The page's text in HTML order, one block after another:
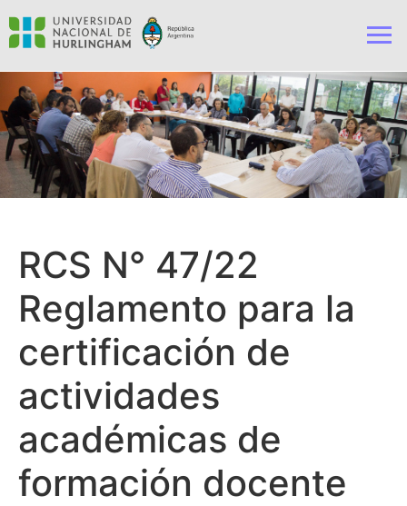
RCS N° 47/22
Reglamento para la
certificación de
actividades
académicas de
formación docente